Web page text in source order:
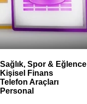
Sağlık, Spor & Eğlence
Kişisel Finans
Telefon Araçları
Personal